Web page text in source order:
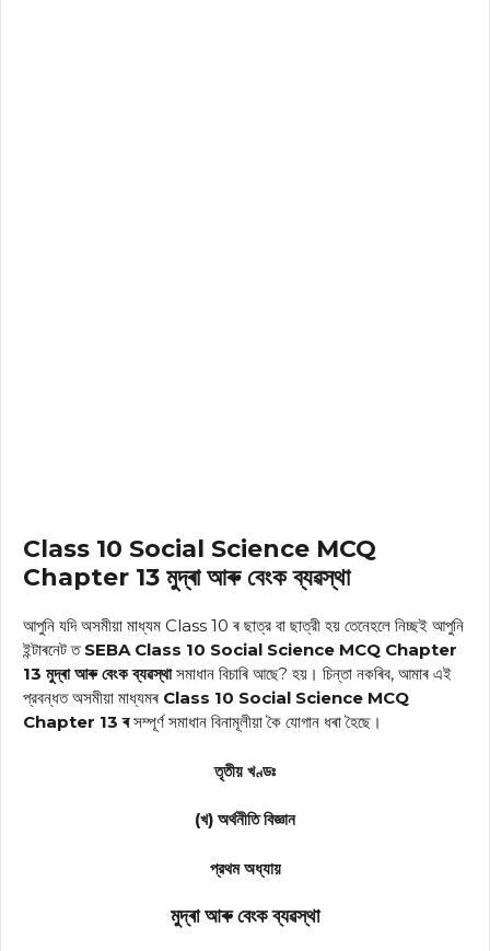
Class 10 Social Science MCQ
Chapter 13 মুদ্ৰা আৰু বেংক ব্যৱস্থা
আপুনি যদি অসমীয়া মাধ্যম Class 10 ৰ ছাত্র বা ছাত্রী হয় তেনেহলে নিচ্ছই আপুনি
ইন্টাৰনেট ত SEBA Class 10 Social Science MCQ Chapter
13 মুদ্ৰা আৰু বেংক ব্যৱস্থাসমাধান বিচাৰি আছে? হয়। চিন্তা নকৰিব, আমাৰ এই
প্রবন্ধত অসমীয়া মাধ্যমৰ Class 10 Social Science MCQ
Chapter 13 ৰসম্পূৰ্ণ সমাধান বিনামূলীয়া কৈ যোগান ধৰা হৈছে।
তৃতীয় খণ্ডঃ
(খ) অর্থনীতি বিজ্ঞান
প্রথম অধ্যায়
মুদ্ৰা আৰু বেংক ব্যৱস্থা